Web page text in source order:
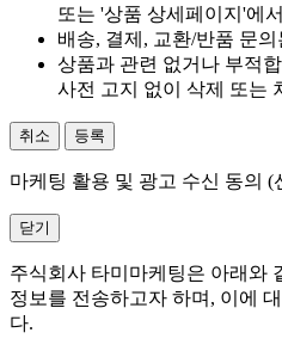
또는 '상품 상세페이지'에
배송, 결제, 교환/반품 문
상품과 관련 없거나 부적
사전 고지 없이 삭제 또는
취소 등록
마케팅 활용 및 광고 수신 동의 (
닫기
주식회사 타미마케팅은 아래와
정보를 전송하고자 하며, 이에
다.